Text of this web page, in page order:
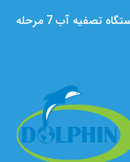
تصفیه آب 7 مرحله